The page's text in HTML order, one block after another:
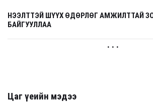
НЭЭЛТТЭЙ ШҮҮХ ӨДӨРЛӨГ АМЖИЛТТАЙ
БАЙГУУЛЛАА
. . .
Цаг үеийн мэдээ